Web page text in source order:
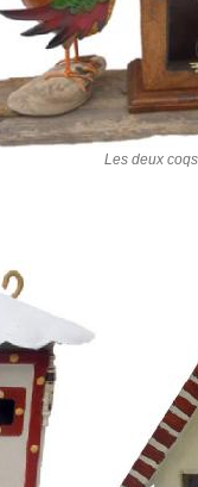
Les deux coqs